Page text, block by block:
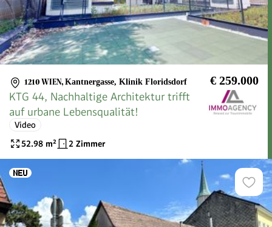
1210 WIEN, Kantnergasse, Klinik Floridsdorf € 259.000
KTG 44, Nachhaltige Architektur trifft
auf urbane Lebensqualität!
Video
52.98 m² 2 Zimmer